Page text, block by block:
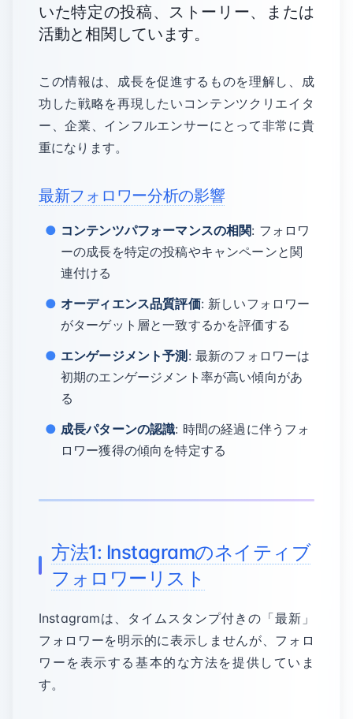
いた特定の投稿、ストーリー、または
活動と相関しています。
この情報は、成長を促進するものを理解し、成
功した戦略を再現したいコンテンツクリエイタ
ー、企業、インフルエンサーにとって非常に貴
重になります。
最新フォロワー分析の影響
コンテンツパフォーマンスの相関: フォロワ
ーの成長を特定の投稿やキャンペーンと関
連付ける
オーディエンス品質評価: 新しいフォロワー
がターゲット層と一致するかを評価する
エンゲージメント予測 : 最新のフォロワーは
初期のエンゲージメント率が高い傾向があ
る
成長パターンの認識: 時間の経過に伴うフォ
ロワー獲得の傾向を特定する
方法1: Instagramのネイティブ
フォロワーリスト
Instagramは、タイムスタンプ付きの「最新」
フォロワーを明示的に表示しませんが、フォロ
ワーを表示する基本的な方法を提供していま
す。